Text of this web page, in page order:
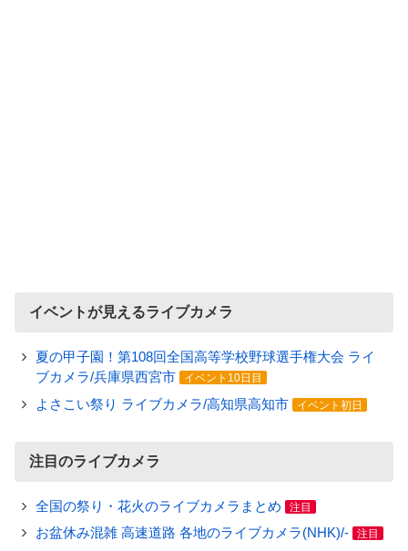
イベントが見えるライブカメラ
夏の甲子園！第108回全国高等学校野球選手権大会 ライ
ブカメラ/兵庫県西宮市
イベント10日目
よさこい祭り ライブカメラ/高知県高知市 イベント初日
注目のライブカメラ
全国の祭り・花火のライブカメラまとめ 注目
お盆休み混雑 高速道路 各地のライブカメラ(NHK)/- 注目